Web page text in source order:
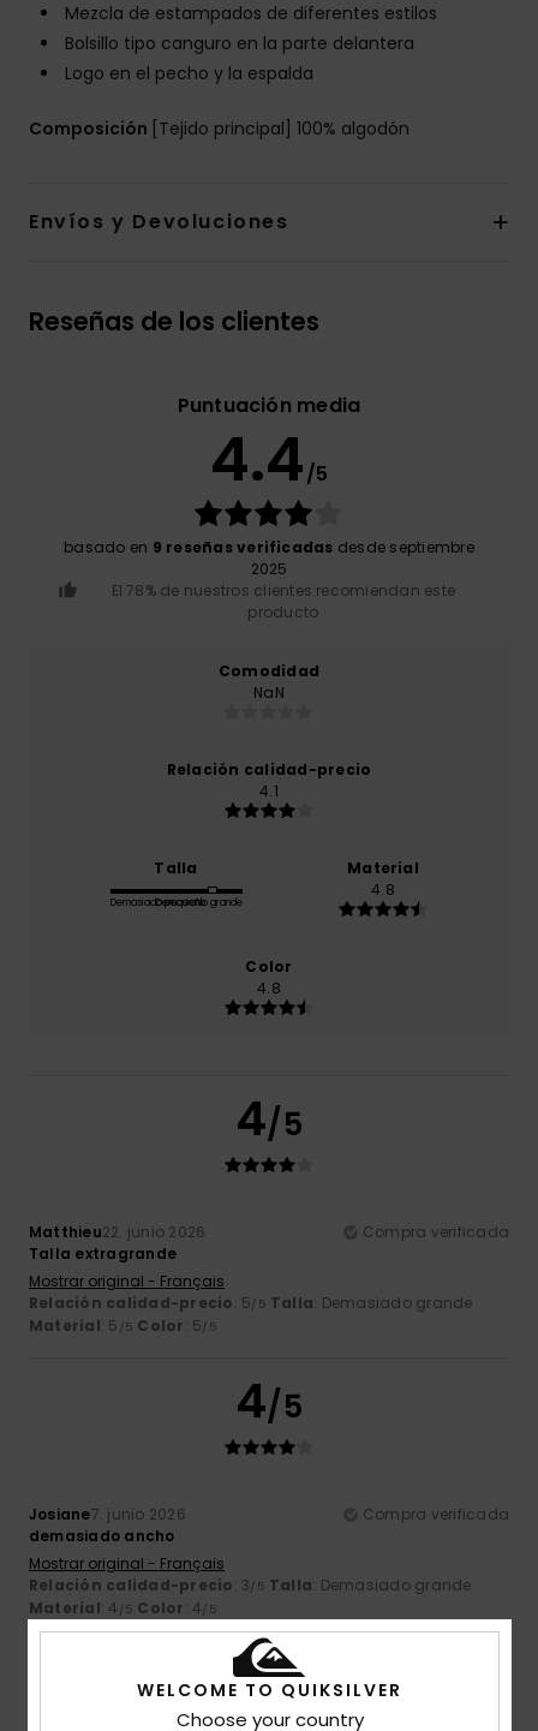
Mezcla de estampados de diferentes estilos
Bolsillo tipo canguro en la parte delantera
Logo en el pecho y la espalda
Composición [Tejido principal] 100% algodón
Envíos y Devoluciones
Reseñas de los clientes
Puntuación media
4.4/5
basado en 9 reseñas verificadas desde septiembre
2025
El 78% de nuestros clientes recomiendan este
producto
Comodidad
NaN
Relación calidad-precio
4.1
Talla
Demasiado pequeño
Demasiado grande
Material
4.8
Color
4.8
4/5
Matthieu22. junio 2026
Compra verificada
Talla extragrande
Mostrar original - Français
Relación calidad-precio: 5/5 Talla: Demasiado grande
Material: 5 /5 Color: 5/5
4/5
Josiane7. junio 2026
Compra verificada
demasiado ancho
Mostrar original - Français
Relación calidad-precio: 3/5 Talla: Demasiado grande
Material: 4 /5 Color: 4/5
Recomiendo este producto
4/5
WELCOME TO QUIKSILVER
Choose your country